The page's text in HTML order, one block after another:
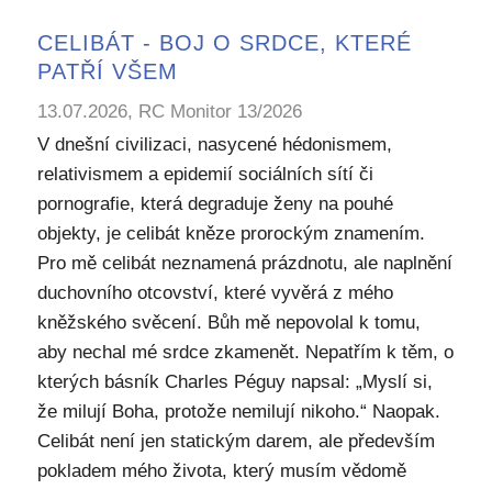
CELIBÁT - BOJ O SRDCE, KTERÉ
PATŘÍ VŠEM
13.07.2026, RC Monitor 13/2026
V dnešní civilizaci, nasycené hédonismem,
relativismem a epidemií sociálních sítí či
pornografie, která degraduje ženy na pouhé
objekty, je celibát kněze prorockým znamením.
Pro mě celibát neznamená prázdnotu, ale naplnění
duchovního otcovství, které vyvěrá z mého
kněžského svěcení. Bůh mě nepovolal k tomu,
aby nechal mé srdce zkamenět. Nepatřím k těm, o
kterých básník Charles Péguy napsal: „Myslí si,
že milují Boha, protože nemilují nikoho.“ Naopak.
Celibát není jen statickým darem, ale především
pokladem mého života, který musím vědomě